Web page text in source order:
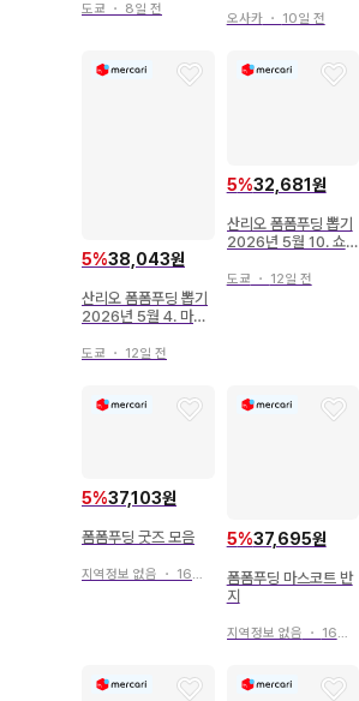
도쿄 ・ 8일 전
오사카・ 10일 전
5%38,043원
산리오 폼폼푸딩 뽑기
2026년 5월 4. 마스
도쿄 ・ 12일 전
5%32,681원
산리오 폼폼푸딩 뽑기
2026년 5월 10. 쇼핑
도쿄 ・ 12일 전
5%37,103원
폼폼푸딩 굿즈 모음
지역정보 없음 ・ 16일 전
5%37,695원
폼폼푸딩 마스코트 반
지
지역정보 없음 ・ 16일 전